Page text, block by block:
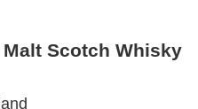
Scotch Whisky